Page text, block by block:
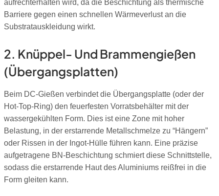
aufrechterhalten wird, da die Beschichtung als thermische
Barriere gegen einen schnellen Wärmeverlust an die
Substratauskleidung wirkt.
2. Knüppel- Und Brammengießen
(Übergangsplatten)
Beim DC-Gießen verbindet die Übergangsplatte (oder der
Hot-Top-Ring) den feuerfesten Vorratsbehälter mit der
wassergekühlten Form. Dies ist eine Zone mit hoher
Belastung, in der erstarrende Metallschmelze zu “Hängern”
oder Rissen in der Ingot-Hülle führen kann. Eine präzise
aufgetragene BN-Beschichtung schmiert diese Schnittstelle,
sodass die erstarrende Haut des Aluminiums reißfrei in die
Form gleiten kann.